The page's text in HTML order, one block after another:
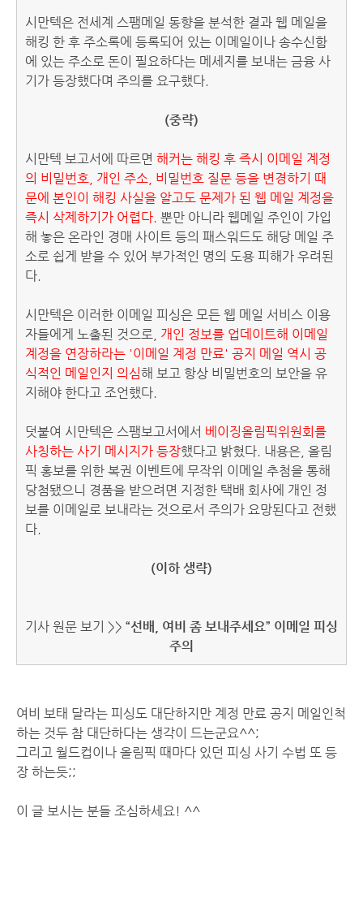
시만텍은 전세계 스팸메일 동향을 분석한 결과 웹 메일을
해킹 한 후 주소록에 등록되어 있는 이메일이나 송수신함
에 있는 주소로 돈이 필요하다는 메세지를 보내는 금융 사
기가 등장했다며 주의를 요구했다.
(중략)
시만텍 보고서에 따르면 해커는 해킹 후 즉시 이메일 계정
의 비밀번호, 개인 주소, 비밀번호 질문 등을 변경하기 때
문에 본인이 해킹 사실을 알고도 문제가 된 웹 메일 계정을
즉시 삭제하기가 어렵다. 뿐만 아니라 웹메일 주인이 가입
해 놓은 온라인 경매 사이트 등의 패스워드도 해당 메일 주
소로 쉽게 받을 수 있어 부가적인 명의 도용 피해가 우려된
다.
시만텍은 이러한 이메일 피싱은 모든 웹 메일 서비스 이용
자들에게 노출된 것으로, 개인 정보를 업데이트해 이메일
계정을 연장하라는 '이메일 계정 만료' 공지 메일 역시 공
식적인 메일인지 의심해 보고 항상 비밀번호의 보안을 유
지해야 한다고 조언했다.
덧붙여 시만텍은 스팸보고서에서 베이징올림픽위원회를
사칭하는 사기 메시지가 등장했다고 밝혔다. 내용은, 올림
픽 홍보를 위한 복권 이벤트에 무작위 이메일 추첨을 통해
당첨됐으니 경품을 받으려면 지정한 택배 회사에 개인 정
보를 이메일로 보내라는 것으로서 주의가 요망된다고 전했
다.
(이하 생략)
기사 원문 보기 >> “선배, 여비 좀 보내주세요” 이메일 피싱
주의
여비 보태 달라는 피싱도 대단하지만 계정 만료 공지 메일인척
하는 것두 참 대단하다는 생각이 드는군요^^;
그리고 월드컵이나 올림픽 때마다 있던 피싱 사기 수법 또 등
장 하는듯;;
이 글 보시는 분들 조심하세요! ^^